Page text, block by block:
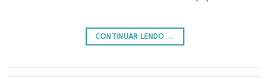
CONTINUAR LENDO →